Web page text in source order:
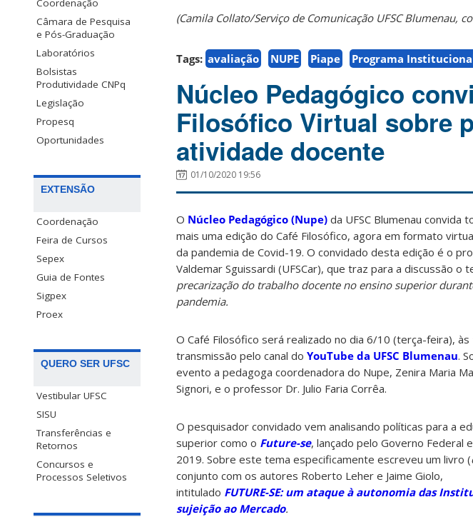
Coordenação
Câmara de Pesquisa
e Pós-Graduação
Laboratórios
Bolsistas
Produtividade CNPq
Legislação
Propesq
Oportunidades
EXTENSÃO
Coordenação
Feira de Cursos
Sepex
Guia de Fontes
Sigpex
Proex
QUERO SER UFSC
Vestibular UFSC
SISU
Transferências e
Retornos
Concursos e
Processos Seletivos
(Camila Collato/Serviço de Comunicação UFSC Blumenau,
Tags: avaliação NUPE Piape Programa
Núcleo Pedagógico
Filosófico Virtual sobre
atividade docente
01/10/2020 19:56
O Núcleo Pedagógico (Nupe) da UFSC Blumenau convida
mais uma edição do Café Filosófico, agora em formato
da pandemia de Covid-19. O convidado desta edição é o
Valdemar Sguissardi (UFSCar), que traz para a discussão o
precarização do trabalho docente no ensino superior
pandemia.
O Café Filosófico será realizado no dia 6/10 (terça-feira), às
transmissão pelo canal do YouTube da UFSC Blumenau.
evento a pedagoga coordenadora do Nupe, Zenira Maria
Signori, e o professor Dr. Julio Faria Corrêa.
O pesquisador convidado vem analisando políticas para a
superior como o Future-se, lançado pelo Governo Federal
2019. Sobre este tema especificamente escreveu um livro (
conjunto com os autores Roberto Leher e Jaime Giolo,
intitulado FUTURE-SE: um ataque à autonomia das
sujeição ao Mercado.